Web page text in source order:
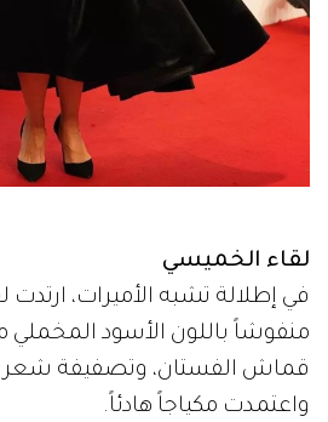
لقاء الخميسي
في إطلالة تشبه الأميرات،
منفوشاً باللون الأسود
قماش الفستان، وتصفيفة شعر
واعتمدت مكياجاً هادئاً.